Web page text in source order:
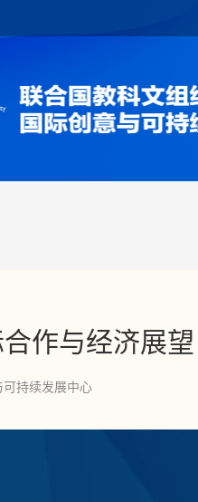
作与经济展
可持续发展中心